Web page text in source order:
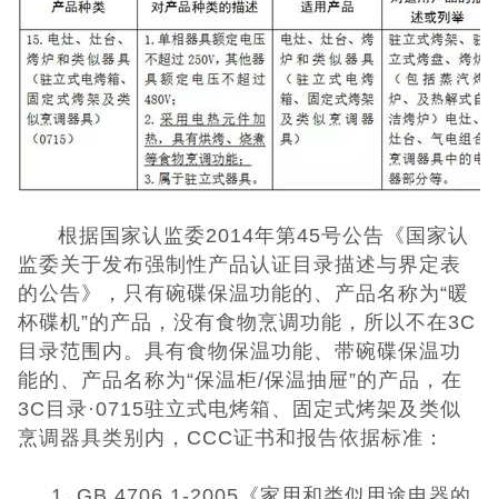
UKCA认证
欧盟CE认证
CE认证常见问
CQC认证
十环能效认证
环保节能认证
ROHS认证
根据国家认监委2014年第45号公告《国家认
监委关于发布强制性产品认证目录描述与界定表
的公告》，只有碗碟保温功能的、产品名称为“暖
杯碟机”的产品，没有食物烹调功能，所以不在3C
目录范围内。具有食物保温功能、带碗碟保温功
能的、产品名称为“保温柜/保温抽屉”的产品，在
3C目录·0715驻立式电烤箱、固定式烤架及类似
烹调器具类别内，CCC证书和报告依据标准：